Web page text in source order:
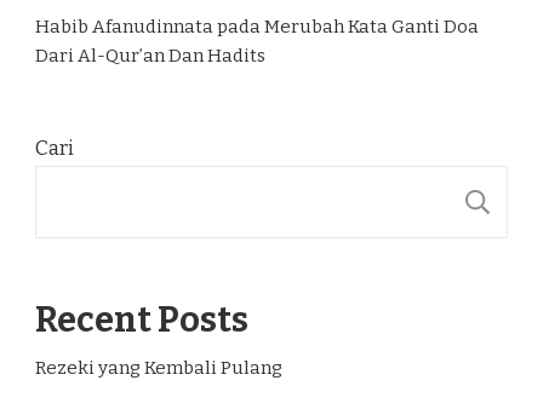
Habib AfanudinnatapadaMerubah Kata Ganti Doa
Dari Al-Qur’an Dan Hadits
Cari
Recent Posts
Rezeki yang Kembali Pulang